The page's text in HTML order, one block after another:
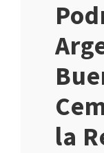
la